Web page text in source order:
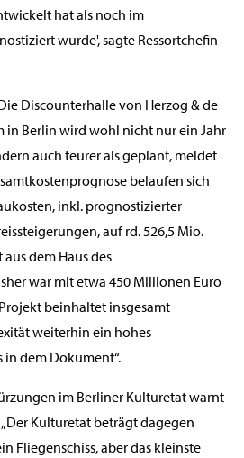
hat als noch im
wurde', sagte Ressortchefin
Discounterhalle von Herzog & de
in Berlin wird wohl nicht nur ein Jahr
auch teurer als geplant, meldet
belaufen sich
inkl. prognostizierter
auf rd. 526,5 Mio.
dem Haus des
war mit etwa 450 Millionen Euro
beinhaltet insgesamt
weiterhin ein hohes
in dem Dokument“.
im Berliner Kulturetat warnt
„Der Kulturetat beträgt dagegen
Fliegenschiss, aber das kleinste